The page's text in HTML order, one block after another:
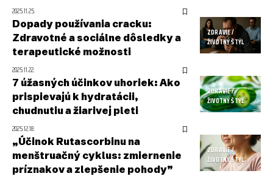
2025.11.25.
ZDRAVIE /
ŽIVOTNÝ ŠTÝL
Dopady používania cracku:
Zdravotné a sociálne dôsledky a
terapeutické možnosti
2025.11.22.
ZDRAVIE /
ŽIVOTNÝ ŠTÝL
7 úžasných účinkov uhoriek: Ako
prispievajú k hydratácii,
chudnutiu a žiarivej pleti
2025.12.18.
ZDRAVIE /
ŽIVOTNÝ ŠTÝL
„Účinok Rutascorbinu na
menštruačný cyklus: zmiernenie
príznakov a zlepšenie pohody”